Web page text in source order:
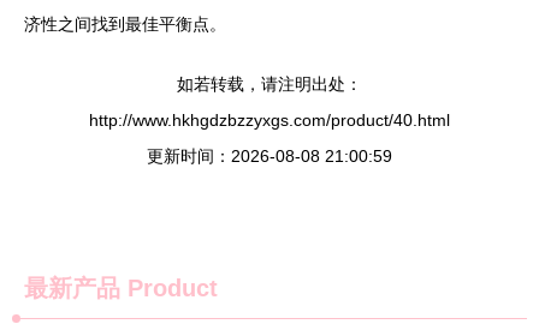
济性之间找到最佳平衡点。
如若转载，请注明出处：
http://www.hkhgdzbzzyxgs.com/product/40.html
更新时间：2026-08-08 21:00:59
最新产品 Product